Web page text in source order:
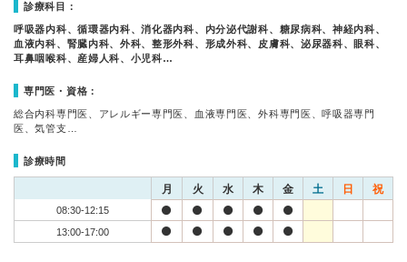
診療科目：
呼吸器内科、循環器内科、消化器内科、内分泌代謝科、糖尿病科、神経内科、
血液内科、腎臓内科、外科、整形外科、形成外科、皮膚科、泌尿器科、眼科、
耳鼻咽喉科、産婦人科、小児科…
専門医・資格：
総合内科専門医、アレルギー専門医、血液専門医、外科専門医、呼吸器専門
医、気管支…
診療時間
月 火 水 木 金 土 日 祝
08:30-12:15
13:00-17:00